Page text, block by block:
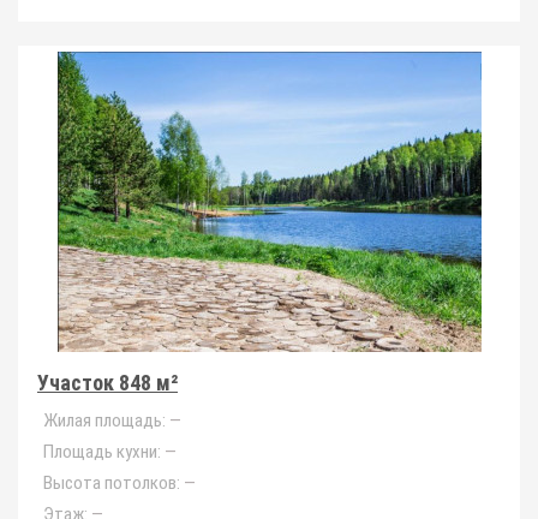
Участок 848 м²
Жилая площадь: —
Площадь кухни: —
Высота потолков: —
Этаж: —